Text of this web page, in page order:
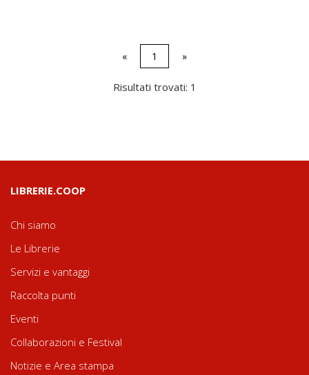
« 1 »
Risultati trovati: 1
LIBRERIE.COOP
Chi siamo
Le Librerie
Servizi e vantaggi
Raccolta punti
Eventi
Collaborazioni e Festival
Notizie e Area stampa